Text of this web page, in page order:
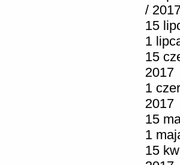
/
15
1
15
2017
1
2017
15
1
15